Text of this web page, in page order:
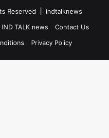
Reserved | indtalknews
TALK news
Contact Us
Privacy Policy